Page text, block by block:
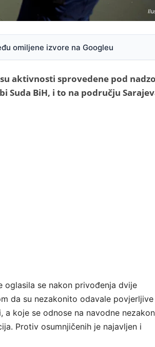
omiljene izvore na Googleu
aktivnosti sprovedene pod
Suda BiH, i to na području
oglasila se nakon privođenja dvije
da su nezakonito odavale povjerljive
a koje se odnose na navodne
Protiv osumnjičenih je najavljen i